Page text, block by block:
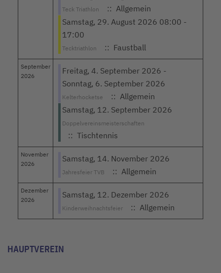
Teck Triathlon
:: Allgemein
Samstag, 29. August 2026 08:00 -
17:00
Tecktriathlon :: Faustball
September
2026
Freitag, 4. September 2026 -
Sonntag, 6. September 2026
Kelterhocketse
:: Allgemein
Samstag, 12. September 2026
Doppelvereinsmeisterschaften
:: Tischtennis
November
2026
Samstag, 14. November 2026
Jahresfeier TVB :: Allgemein
Dezember
2026
Samstag, 12. Dezember 2026
Kinderweihnachtsfeier :: Allgemein
HAUPTVEREIN